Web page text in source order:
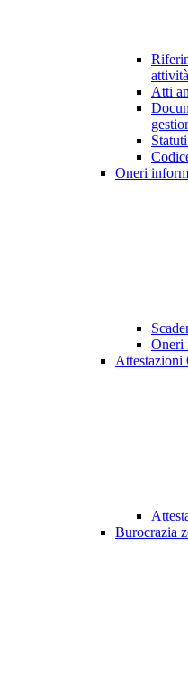
attività
Atti
Oneri
Oneri
Attestazioni
Burocrazia